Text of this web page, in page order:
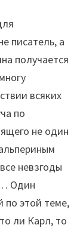
писатель, а
получается
всяких
по
не один
невзгоды
Один
по этой теме,
ли Карл, то